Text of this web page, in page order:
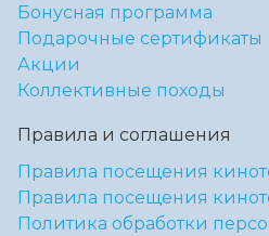
Бонусная программа
Подарочные сертификаты
Акции
Коллективные походы
Правила и соглашения
Правила посещения
Правила посещения
Политика обработки